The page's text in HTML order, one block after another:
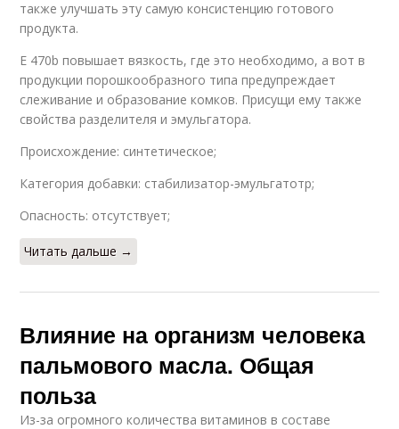
также улучшать эту самую консистенцию готового
продукта.
Е 470b повышает вязкость, где это необходимо, а вот в
продукции порошкообразного типа предупреждает
слеживание и образование комков. Присущи ему также
свойства разделителя и эмульгатора.
Происхождение: синтетическое;
Категория добавки: стабилизатор-эмульгатотр;
Опасность: отсутствует;
Читать дальше →
Влияние на организм человека
пальмового масла. Общая
польза
Из-за огромного количества витаминов в составе